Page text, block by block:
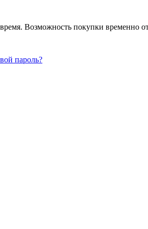
Возможность покупки временно
пароль?